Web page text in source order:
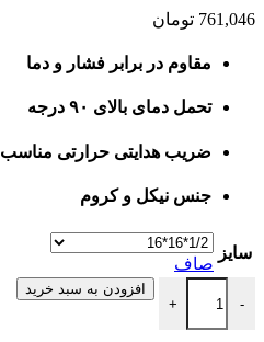
761,046 تومان
مقاوم در برابر فشار و دما
تحمل دمای بالای ۹۰ درجه
ضریب هدایتی حرارتی مناسب
جنس نیکل و کروم
سایز
صاف
-
سه راهی روپیچ کوپلی نیوپایپ عدد
+
افزودن به سبد خرید